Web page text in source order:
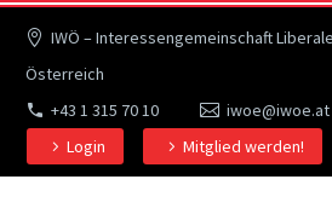
IWÖ – Interessengemeinschaft
Österreich
+43 1 315 70 10
iwoe@iwoe.at
Login
Mitglied werden!